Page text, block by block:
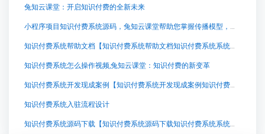
兔知云课堂：开启知识付费的全新未来
小程序项目知识付费系统源码，兔知云课堂帮助您掌握传播模型，开启知识变现之路
知识付费系统帮助文档【知识付费系统帮助文档知识付费系统系统怎么制作，知识付费系统搭建使用教程】
知识付费系统怎么操作视频,兔知云课堂：知识付费的新变革
知识付费系统开发现成案例【知识付费系统开发现成案例知识付费系统系统怎么制作，知识付费系统搭建使用教程】
知识付费系统入驻流程设计
知识付费系统源码下载【知识付费系统源码下载知识付费系统系统怎么制作，知识付费系统搭建使用教程】